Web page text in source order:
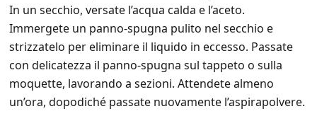
In un secchio, versate l’acqua calda e l’aceto.
Immergete un panno-spugna pulito nel secchio e
strizzatelo per eliminare il liquido in eccesso. Passate
con delicatezza il panno-spugna sul tappeto o sulla
moquette, lavorando a sezioni. Attendete almeno
un’ora, dopodiché passate nuovamente l’aspirapolvere.